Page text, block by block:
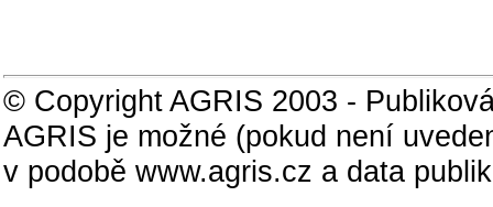
© Copyright AGRIS 2003 -
AGRIS je možné (pokud není
v podobě www.agris.cz a data